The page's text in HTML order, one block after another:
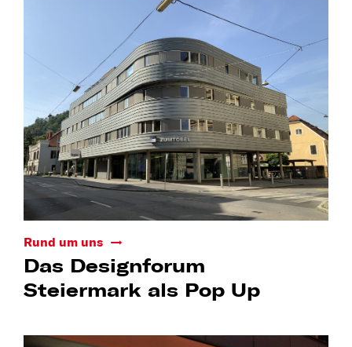
Rund um uns
Das Designforum
Steiermark als Pop Up